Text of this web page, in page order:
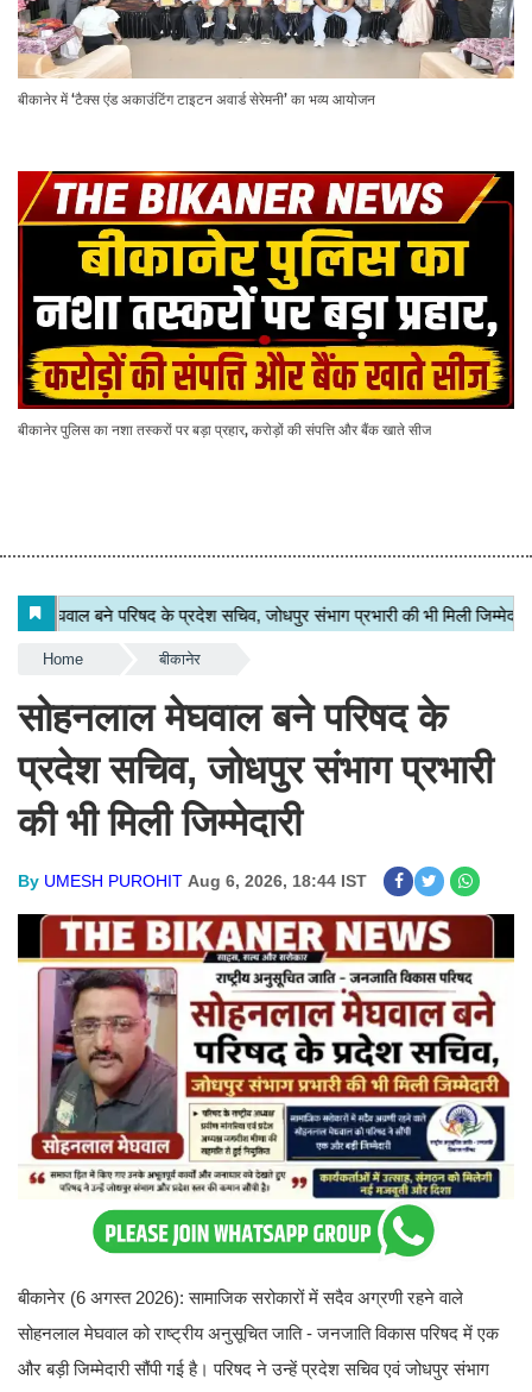
बीकानेर में ‘टैक्स एंड अकाउंटिंग टाइटन अवार्ड सेरेमनी’ का भव्य आयोजन
बीकानेर पुलिस का नशा तस्करों पर बड़ा प्रहार, करोड़ों की संपत्ति और बैंक खाते सीज
Home बीकानेर
सोहनलाल मेघवाल बने परिषद के
प्रदेश सचिव, जोधपुर संभाग प्रभारी
की भी मिली जिम्मेदारी
By UMESH PUROHIT Aug 6, 2026, 18:44 IST
बीकानेर (6 अगस्त 2026): सामाजिक सरोकारों में सदैव अग्रणी रहने वाले
सोहनलाल मेघवाल को राष्ट्रीय अनुसूचित जाति - जनजाति विकास परिषद में एक
और बड़ी जिम्मेदारी सौंपी गई है। परिषद ने उन्हें प्रदेश सचिव एवं जोधपुर संभाग